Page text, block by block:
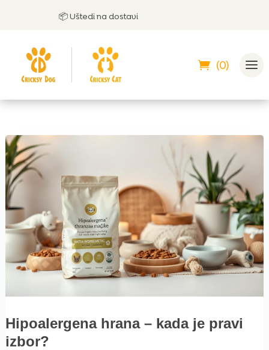
📦 Uštedi na dostavi
(0)
Hipoalergena hrana – kada je pravi
izbor?